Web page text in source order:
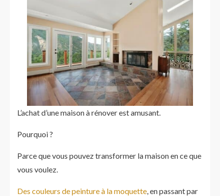
L’achat d’une maison à rénover est amusant.
Pourquoi ?
Parce que vous pouvez transformer la maison en ce que
vous voulez.
Des couleurs de peinture à la moquette, en passant par